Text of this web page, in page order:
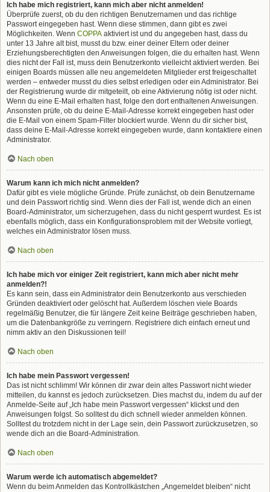
Ich habe mich registriert, kann mich aber nicht anmelden!
Überprüfe zuerst, ob du den richtigen Benutzernamen und das richtige
Passwort eingegeben hast. Wenn diese stimmen, dann gibt es zwei
Möglichkeiten. Wenn COPPA aktiviert ist und du angegeben hast, dass du
unter 13 Jahre alt bist, musst du bzw. einer deiner Eltern oder deiner
Erziehungsberechtigten den Anweisungen folgen, die du erhalten hast. Wenn
dies nicht der Fall ist, muss dein Benutzerkonto vielleicht aktiviert werden. Bei
einigen Boards müssen alle neu angemeldeten Mitglieder erst freigeschaltet
werden – entweder musst du dies selbst erledigen oder ein Administrator. Bei
der Registrierung wurde dir mitgeteilt, ob eine Aktivierung nötig ist oder nicht.
Wenn du eine E-Mail erhalten hast, folge den dort enthaltenen Anweisungen.
Ansonsten prüfe, ob du deine E-Mail-Adresse korrekt eingegeben hast oder
die E-Mail von einem Spam-Filter blockiert wurde. Wenn du dir sicher bist,
dass deine E-Mail-Adresse korrekt eingegeben wurde, dann kontaktiere einen
Administrator.
Nach oben
Warum kann ich mich nicht anmelden?
Dafür gibt es viele mögliche Gründe. Prüfe zunächst, ob dein Benutzername
und dein Passwort richtig sind. Wenn dies der Fall ist, wende dich an einen
Board-Administrator, um sicherzugehen, dass du nicht gesperrt wurdest. Es ist
ebenfalls möglich, dass ein Konfigurationsproblem mit der Website vorliegt,
welches ein Administrator lösen muss.
Nach oben
Ich habe mich vor einiger Zeit registriert, kann mich aber nicht mehr
anmelden?!
Es kann sein, dass ein Administrator dein Benutzerkonto aus verschieden
Gründen deaktiviert oder gelöscht hat. Außerdem löschen viele Boards
regelmäßig Benutzer, die für längere Zeit keine Beiträge geschrieben haben,
um die Datenbankgröße zu verringern. Registriere dich einfach erneut und
nimm aktiv an den Diskussionen teil!
Nach oben
Ich habe mein Passwort vergessen!
Das ist nicht schlimm! Wir können dir zwar dein altes Passwort nicht wieder
mitteilen, du kannst es jedoch zurücksetzen. Dies machst du, indem du auf der
Anmelde-Seite auf „Ich habe mein Passwort vergessen“ klickst und den
Anweisungen folgst. So solltest du dich schnell wieder anmelden können.
Solltest du trotzdem nicht in der Lage sein, dein Passwort zurückzusetzen, so
wende dich an die Board-Administration.
Nach oben
Warum werde ich automatisch abgemeldet?
Wenn du beim Anmelden das Kontrollkästchen „Angemeldet bleiben“ nicht